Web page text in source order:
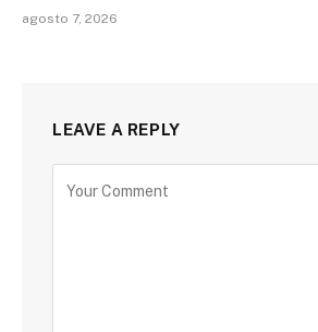
agosto 7, 2026
LEAVE A REPLY